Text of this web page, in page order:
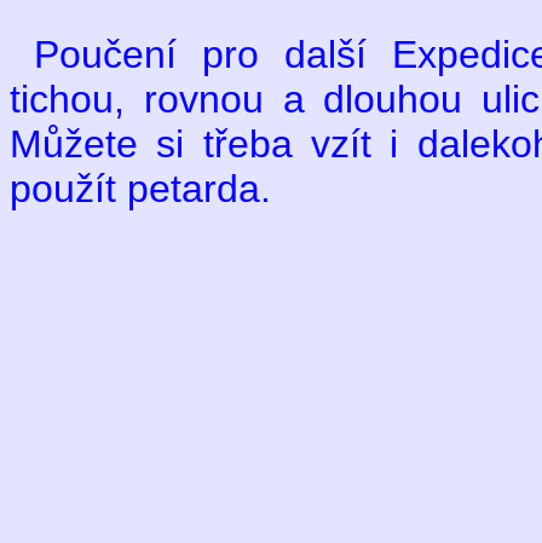
Poučení pro další
tichou, rovnou a dlouhou
Můžete si třeba vzít i
použít petarda.